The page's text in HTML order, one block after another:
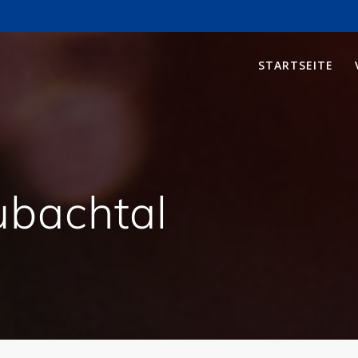
STARTSEITE